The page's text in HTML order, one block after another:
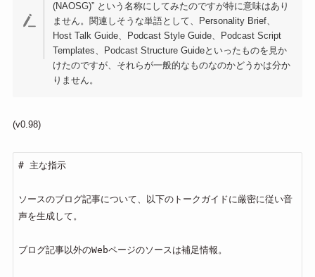
(NAOSG)” という名称にしてみたのですが特に意味はあり
ません。関連しそうな単語として、Personality Brief、
Host Talk Guide、Podcast Style Guide、Podcast Script
Templates、Podcast Structure Guideといったものを見か
けたのですが、それらが一般的なものなのかどうかは分か
りません。
(v0.98)
# 主な指示
ソースのブログ記事について、以下のトークガイドに厳密に従い音
声を生成して。
ブログ記事以外のWebページのソースは補足情報。